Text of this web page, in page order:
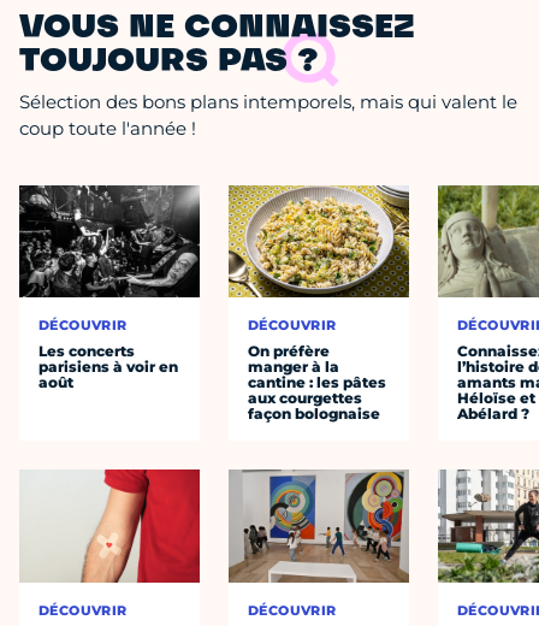
VOUS NE CONNAISSEZ
TOUJOURS PAS ?
Sélection des bons plans intemporels, mais qui valent le
coup toute l'année !
DÉCOUVRIR
Les concerts
parisiens à voir en
août
DÉCOUVRIR
DÉCOUVRIR
On préfère
manger à la
cantine : les pâtes
aux courgettes
façon bolognaise
DÉCOUVRIR
l’histoire
amants
Héloïse et
Abélard ?